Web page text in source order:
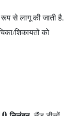
से लागू की जाती है.
शिकायतों को